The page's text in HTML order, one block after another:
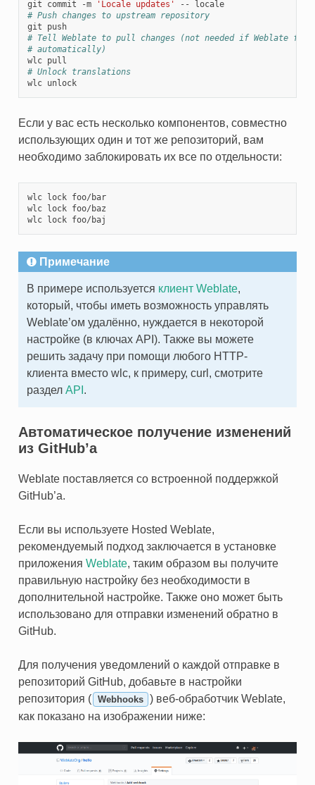
git commit -m 'Locale updates'
-- locale
# Push changes to upstream repository
git push
# Tell Weblate to pull changes (not needed if Weblate
# automatically)
# Unlock translations
wlc unlock
Если у вас есть несколько компонентов, совместно
использующих один и тот же репозиторий, вам
необходимо заблокировать их все по отдельности:
wlc lock foo/bar
wlc lock foo/baz
Примечание
В примере используется клиент Weblate,
который, чтобы иметь возможность управлять
Weblate’ом удалённо, нуждается в некоторой
настройке (в ключах API). Также вы можете
решить задачу при помощи любого HTTP-
клиента вместо wlc, к примеру, curl, смотрите
раздел API .
Автоматическое получение изменений
из GitHub’а
Weblate поставляется со встроенной поддержкой
GitHub’а.
Если вы используете Hosted Weblate,
рекомендуемый подход заключается в установке
приложения Weblate, таким образом вы получите
правильную настройку без необходимости в
дополнительной настройке. Также оно может быть
использовано для отправки изменений обратно в
GitHub.
Для получения уведомлений о каждой отправке в
репозиторий GitHub, добавьте в настройки
репозитория (
Webhooks
) веб-обработчик Weblate,
как показано на изображении ниже: